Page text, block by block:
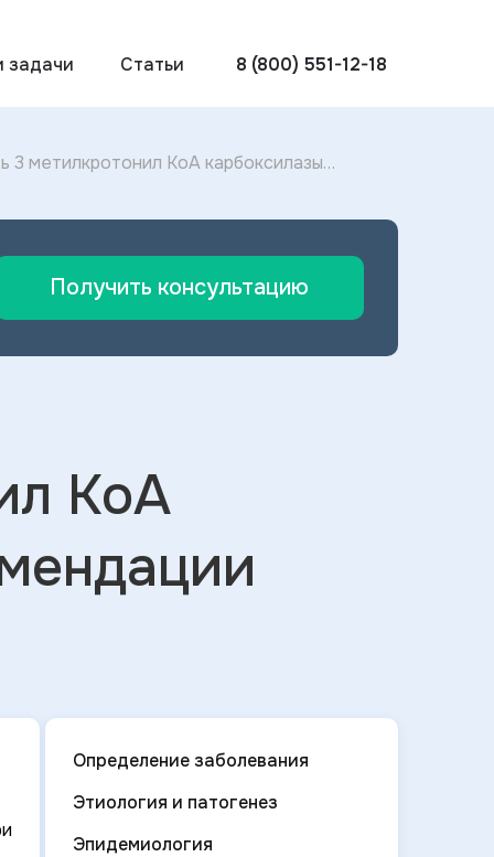
задачи Статьи 8 (800) 551-12-18
3 метилкротонил КоА карбоксилазы
Получить консультацию
КоА
Определение заболевания
Этиология и патогенез
Эпидемиология